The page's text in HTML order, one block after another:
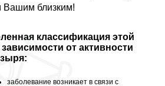
Вашим близким!
классификация этой
от активности
заболевание возникает в связи с